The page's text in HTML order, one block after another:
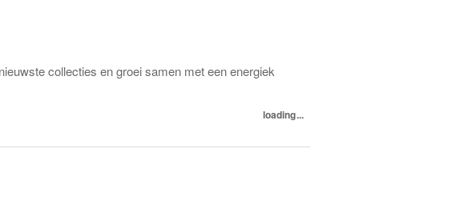
collecties en groei samen met een energiek
loading...